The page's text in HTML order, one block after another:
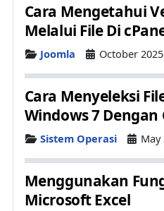
Cara Mengetahui
Melalui File Di
DetailsJoomla October 2025
Cara Menyeleksi
Windows 7 Dengan
Details
Sistem Operasi May
Menggunakan
Microsoft Excel